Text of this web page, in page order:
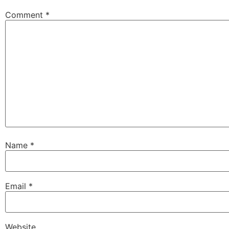
Comment *
Name *
Email *